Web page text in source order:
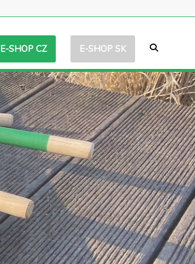
E-SHOP CZ E-SHOP SK